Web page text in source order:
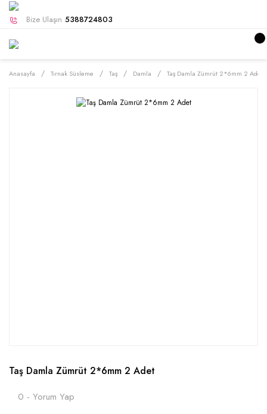
Bize Ulaşın 5388724803
Anasayfa Tırnak Süsleme Taş Damla Taş Damla Zümrüt 2*6mm 2 Adet
Taş Damla Zümrüt 2*6mm 2 Adet
0 - Yorum Yap